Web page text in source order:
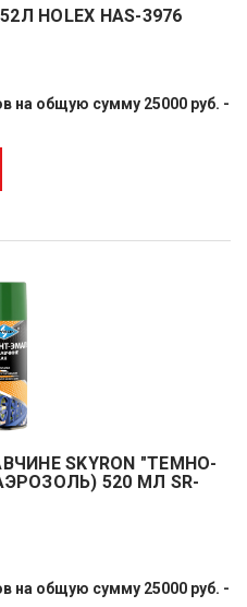
HOLEX HAS-3976
на общую сумму 25000 руб. -
SKYRON "ТЕМНО-
520 МЛ SR-
на общую сумму 25000 руб. -